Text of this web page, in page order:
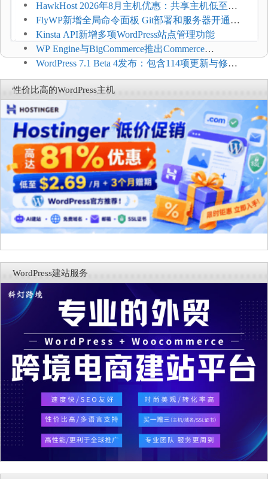
持REST API、MCP与AI代理
HawkHost 2026年8月主机优惠：共享主机低至
$2.61/月，高性能主机同步折扣
FlyWP新增全局命令面板 Git部署和服务器开通更
方便
Kinsta API新增多项WordPress站点管理功能
WP Engine与BigCommerce推出Commerce
Connect：WordPress商店可保留前台体验并扩展电
商能力
WordPress 7.1 Beta 4发布：包含114项更新与修
复，仅建议在测试环境体验
性价比高的WordPress主机
WordPress建站服务